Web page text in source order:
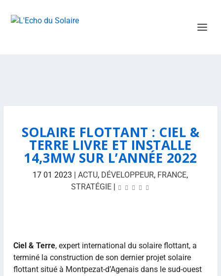
SOLAIRE FLOTTANT : CIEL &
TERRE LIVRE ET INSTALLE
14,3MW SUR L’ANNÉE 2022
17 01 2023 |ACTU, DÉVELOPPEUR, FRANCE,
STRATÉGIE|
Ciel & Terre, expert international du solaire flottant, a
terminé la construction de son dernier projet solaire
flottant situé à Montpezat-d’Agenais dans le sud-ouest